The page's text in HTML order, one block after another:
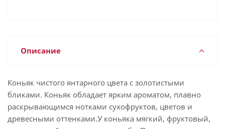
Описание
Коньяк чистого янтарного цвета с золотистыми
бликами. Коньяк обладает ярким ароматом, плавно
раскрывающимся нотками сухофруктов, цветов и
древесными оттенками.У коньяка мягкий, фруктовый,